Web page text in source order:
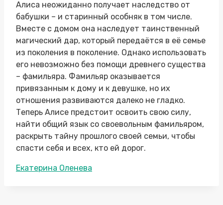
Алиса неожиданно получает наследство от
бабушки – и старинный особняк в том числе.
Вместе с домом она наследует таинственный
магический дар, который передаётся в её семье
из поколения в поколение. Однако использовать
его невозможно без помощи древнего существа
– фамильяра. Фамильяр оказывается
привязанным к дому и к девушке, но их
отношения развиваются далеко не гладко.
Теперь Алисе предстоит освоить свою силу,
найти общий язык со своевольным фамильяром,
раскрыть тайну прошлого своей семьи, чтобы
спасти себя и всех, кто ей дорог.
Метки
Екатерина Оленева